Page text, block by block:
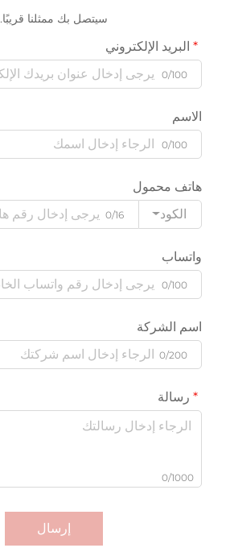
سيتصل بك ممثلنا قريبًا.
البريد الإلكتروني
0/100
الاسم
0/100
هاتف محمول
الكود
0/16
واتساب
0/100
اسم الشركة
0/200
رسالة
0/1000
إرسال